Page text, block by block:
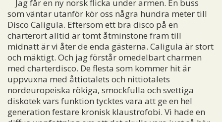
Jag får en ny norsk flicka under armen. En buss
som väntar utanför kör oss några hundra meter till
Disco Caligula. Eftersom ett bra disco på en
charterort alltid är tomt åtminstone fram till
midnatt är vi åter de enda gästerna. Caligula är stort
och mäktigt. Och jag förstår omedelbart charmen
med charterdisco. De flesta som kommer hit är
uppvuxna med åttiotalets och nittiotalets
nordeuropeiska rökiga, smockfulla och svettiga
diskotek vars funktion tycktes vara att ge en hel
generation festare kronisk klaustrofobi. Vi hade en